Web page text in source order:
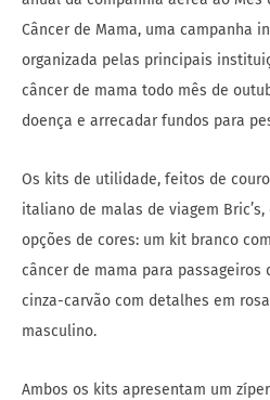
Câncer de Mama, uma campanha
organizada pelas principais
câncer de mama todo mês de
doença e arrecadar fundos para
Os kits de utilidade, feitos de
italiano de malas de viagem
opções de cores: um kit branco
câncer de mama para
cinza-carvão com detalhes em
masculino.
Ambos os kits apresentam um